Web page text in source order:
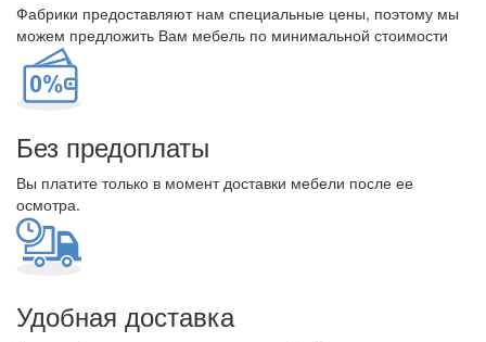
Фабрики предоставляют нам специальные цены, поэтому мы
можем предложить Вам мебель по минимальной стоимости
Без предоплаты
Вы платите только в момент доставки мебели после ее
осмотра.
Удобная доставка